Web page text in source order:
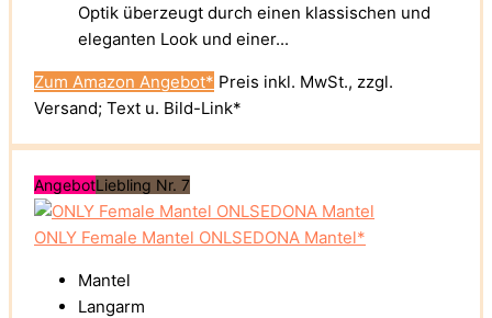
Optik überzeugt durch einen klassischen und
eleganten Look und einer...
Zum Amazon Angebot* Preis inkl. MwSt., zzgl.
Versand; Text u. Bild-Link*
AngebotLiebling Nr. 7
ONLY Female Mantel ONLSEDONA Mantel*
Mantel
Langarm